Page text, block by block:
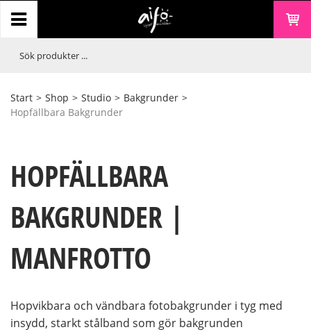
Start > Shop > Studio > Bakgrunder >
Hopfällbara Bakgrunder
HOPFÄLLBARA
BAKGRUNDER |
MANFROTTO
Hopvikbara och vändbara fotobakgrunder i tyg med
insydd, starkt stålband som gör bakgrunden